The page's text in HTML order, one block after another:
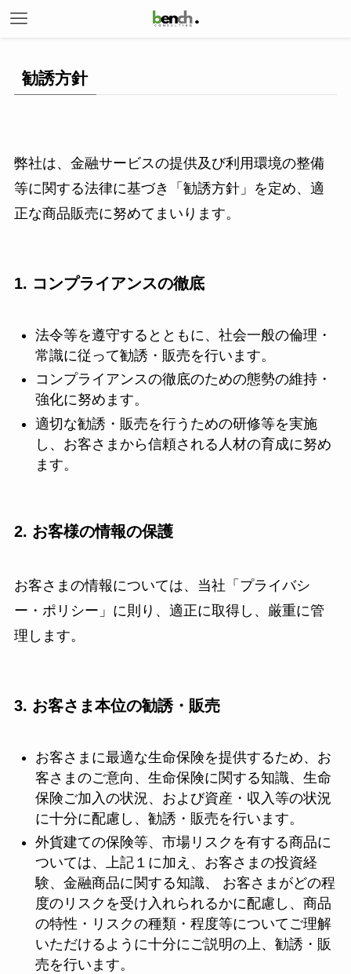
勧誘方針
弊社は、金融サービスの提供及び利用環境の整備
等に関する法律に基づき「勧誘方針」を定め、適
正な商品販売に努めてまいります。
1. コンプライアンスの徹底
法令等を遵守するとともに、社会一般の倫理・
常識に従って勧誘・販売を行います。
コンプライアンスの徹底のための態勢の維持・
強化に努めます。
適切な勧誘・販売を行うための研修等を実施
し、お客さまから信頼される人材の育成に努め
ます。
2. お客様の情報の保護
お客さまの情報については、当社「プライバシ
ー・ポリシー」に則り、適正に取得し、厳重に管
理します。
3. お客さま本位の勧誘・販売
お客さまに最適な生命保険を提供するため、お
客さまのご意向、生命保険に関する知識、生命
保険ご加入の状況、および資産・収入等の状況
に十分に配慮し、勧誘・販売を行います。
外貨建ての保険等、市場リスクを有する商品に
ついては、上記１に加え、お客さまの投資経
験、金融商品に関する知識、 お客さまがどの程
度のリスクを受け入れられるかに配慮し、商品
の特性・リスクの種類・程度等についてご理解
いただけるように十分にご説明の上、勧誘・販
売を行います。